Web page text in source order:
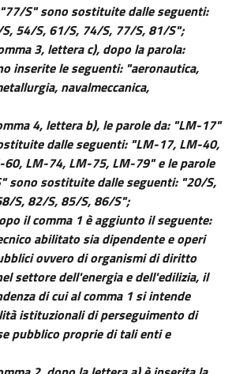
S" sono sostituite dalle seguenti:
54/S, 61/S, 74/S, 77/S, 81/S";
3, lettera c), dopo la parola:
inserite le seguenti: "aeronautica,
navalmeccanica,
4, lettera b), le parole da: "LM-17"
dalle seguenti: "LM-17, LM-40,
LM-74, LM-75, LM-79" e le parole
sono sostituite dalle seguenti: "20/S,
S, 82/S, 85/S, 86/S";
il comma 1 è aggiunto il seguente:
abilitato sia dipendente e operi
ovvero di organismi di diritto
settore dell'energia e dell'edilizia, il
di cui al comma 1 si intende
istituzionali di perseguimento di
pubblico proprie di tali enti e